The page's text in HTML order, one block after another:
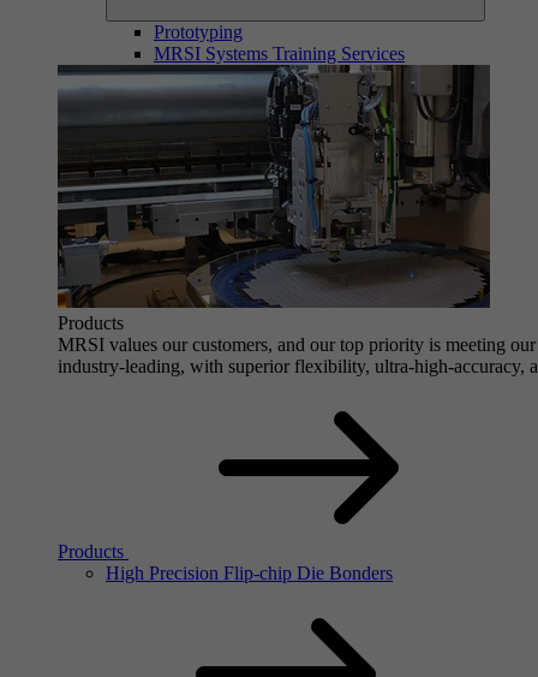
Prototyping
MRSI Systems Training Services
Products
MRSI values our customers, and our top priority is meeting
industry-leading, with superior flexibility, ultra-high-accuracy,
Products
High Precision Flip-chip Die Bonders